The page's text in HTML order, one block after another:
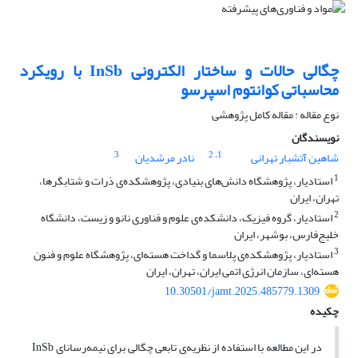
چگالی حالات و ساختار الکترونی InSb با رویکرد
محاسباتی کوانتوم اسپرسو
نوع مقاله : مقاله کامل پژوهشی
نویسندگان
شاهین آتشبار تهرانی
1، 2 نادر مرشدیان
3
1استادیار، پژوهشگاه دانش‌های بنیادی، پژوهشکده‌ی ذرات و شتابگرها،
تهران، ایران
2استادیار، گروه فیزیک، دانشکده‌ی علوم و فناوری نانو و زیست، دانشگاه
خلیج‌فارس، بوشهر، ایران
3استادیار، پژوهشکده‌ی پلاسما و گداخت هسته‌ای، پژوهشگاه علوم و فنون
هسته‌ای، سازمان انرژی اتمی ایران، تهران، ایران
10.30501/jamt.2025.485779.1309
چکیده
در این مطالعه با استفاده از نظریه‌ی تابعی چگالی برای نیمه‌رسانای InSb